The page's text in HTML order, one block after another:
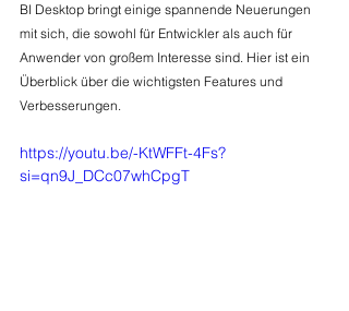
BI Desktop bringt einige spannende Neuerungen
mit sich, die sowohl für Entwickler als auch für
Anwender von großem Interesse sind. Hier ist ein
Überblick über die wichtigsten Features und
Verbesserungen.
https://youtu.be/-KtWFFt-4Fs?
si=qn9J_DCc07whCpgT